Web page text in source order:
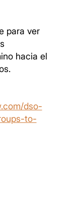
para ver
hacia el
dso-
to-